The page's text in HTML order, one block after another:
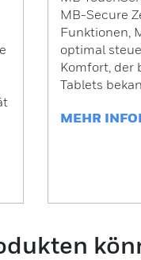
MB-Secure
Funktionen,
optimal
Komfort, der
Tablets
MEHR